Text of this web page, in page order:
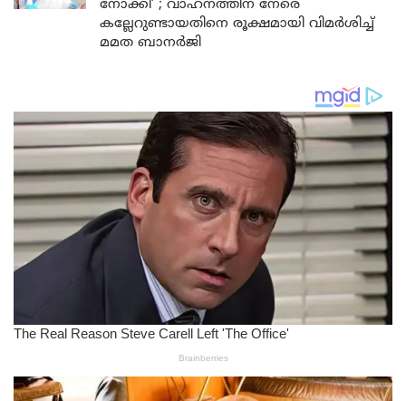
നോക്കി’ ; വാഹനത്തിന് നേരെ
കല്ലേറുണ്ടായതിനെ രൂക്ഷമായി വിമർശിച്ച്
മമത ബാനർജി